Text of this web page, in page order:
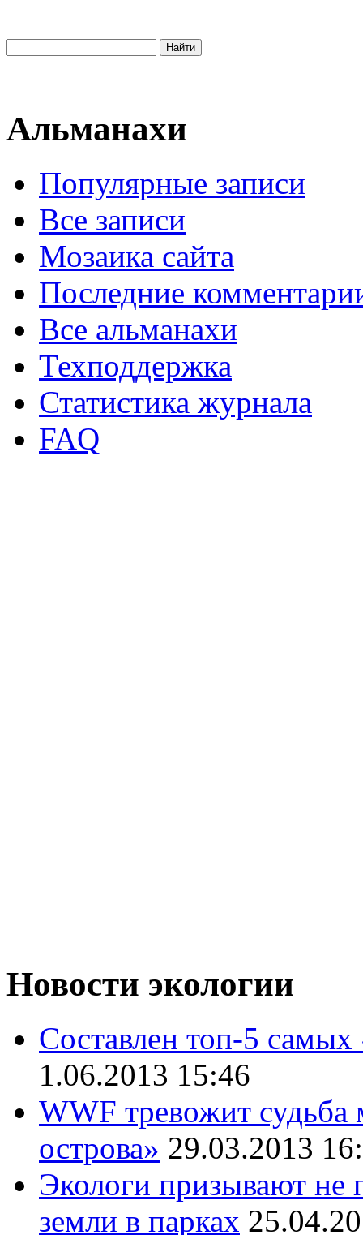
Альманахи
Популярные записи
Все записи
Мозаика сайта
Последние
Все альманахи
Техподдержка
Статистика журнала
FAQ
Новости экологии
Составлен топ-5
1.06.2013 15:46
WWF тревожит судьба
острова» 29.03.2013
Экологи призывают не
земли в парках